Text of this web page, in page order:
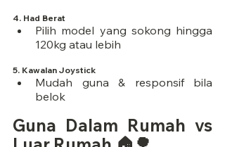
4. Had Berat
Pilih model yang sokong hingga
120kg atau lebih
5. Kawalan Joystick
Mudah guna & responsif bila
belok
Guna Dalam Rumah vs